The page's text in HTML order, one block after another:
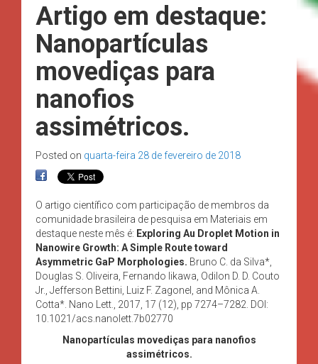
Artigo em destaque:
Nanopartículas
movediças para
nanofios
assimétricos.
Posted on quarta-feira 28 de fevereiro de 2018
O artigo científico com participação de membros da
comunidade brasileira de pesquisa em Materiais em
destaque neste mês é: Exploring Au Droplet Motion in
Nanowire Growth: A Simple Route toward
Asymmetric GaP Morphologies. Bruno C. da Silva*,
Douglas S. Oliveira, Fernando Iikawa, Odilon D. D. Couto
Jr., Jefferson Bettini, Luiz F. Zagonel, and Mônica A.
Cotta*. Nano Lett., 2017, 17 (12), pp 7274–7282. DOI:
10.1021/acs.nanolett.7b02770
Nanopartículas movediças para nanofios
assimétricos.